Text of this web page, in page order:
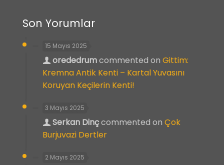
Son Yorumlar
15 Mayıs 2025
orededrumcommented on Gittim:
Kremna Antik Kenti – Kartal Yuvasını
Koruyan Keçilerin Kenti!
3 Mayıs 2025
Serkan Dinçcommented on Çok
Burjuvazi Dertler
2 Mayıs 2025